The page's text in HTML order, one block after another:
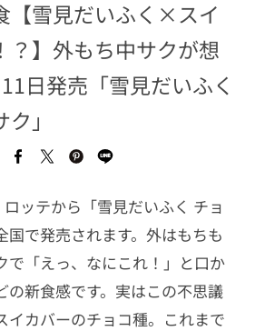
【雪見だいふく×スイ
？】外もち中サクが想
日発売「雪見だいふく
」
ッテから「雪見だいふく チョ
国で発売されます。外はもちも
で「えっ、なにこれ！」と口か
の新食感です。実はこの不思議
イカバーのチョコ種。これまで